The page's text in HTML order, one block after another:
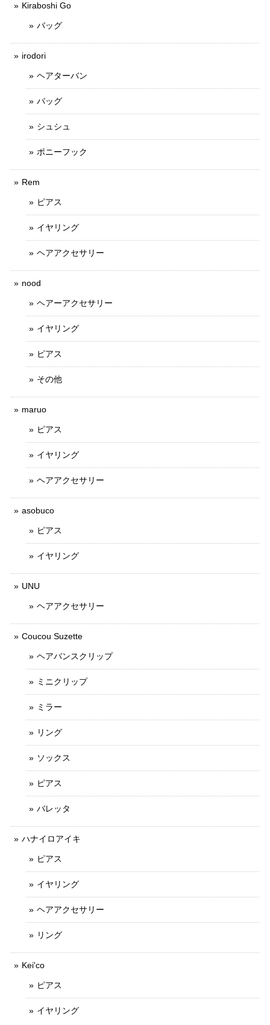
Kiraboshi Go
バッグ
irodori
ヘアターバン
バッグ
シュシュ
ポニーフック
Rem
ピアス
イヤリング
ヘアアクセサリー
nood
ヘアーアクセサリー
イヤリング
ピアス
その他
maruo
ピアス
イヤリング
ヘアアクセサリー
asobuco
ピアス
イヤリング
UNU
ヘアアクセサリー
Coucou Suzette
ヘアバンスクリップ
ミニクリップ
ミラー
リング
ソックス
ピアス
バレッタ
ハナイロアイキ
ピアス
イヤリング
ヘアアクセサリー
リング
Kei'co
ピアス
イヤリング